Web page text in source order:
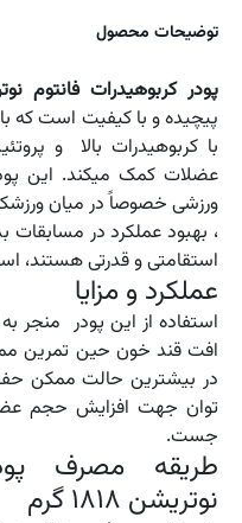
توضیحات محصول
پودر کربوهیدرات فانتوم نوتریشن
پیچیده و با کیفیت است که با
با کربوهیدرات بالا و
عضلات کمک میکند. این
ورزشی خصوصاً در میان
، بهبود عملکرد در
استقامتی و قدرتی هستند،
عملکرد و مزایا
استفاده از این پودر منجر
افت قند خون حین تمرین
در بیشترین حالت ممکن
توان جهت افزایش حجم
جست.
طریقه مصرف
نوتریشن 1818 گرم